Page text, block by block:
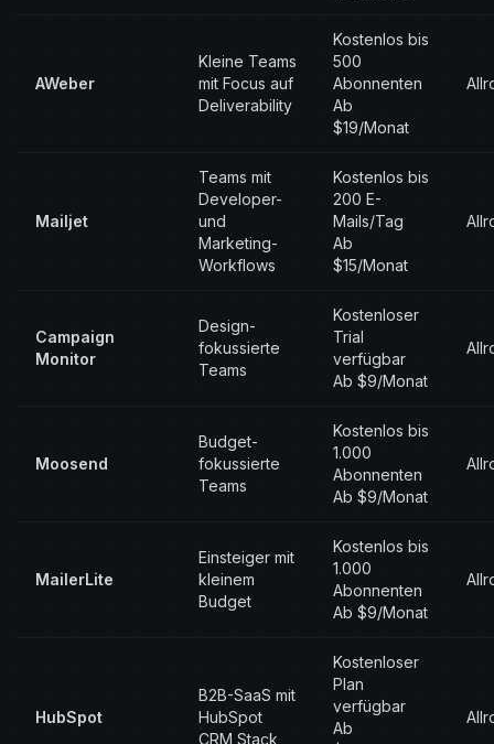
AWeber
Kleine Teams
mit Focus auf
Deliverability
Kostenlos bis
500
Abonnenten
Ab
$19/Monat
Mailjet
Teams mit
Developer-
und
Marketing-
Workflows
Kostenlos bis
200 E-
Mails/Tag
Ab
$15/Monat
Campaign
Monitor
Design-
fokussierte
Teams
Kostenloser
Trial
verfügbar
Ab $9/Monat
Moosend
Budget-
fokussierte
Teams
Kostenlos bis
1.000
Abonnenten
Ab $9/Monat
MailerLite
Einsteiger mit
kleinem
Budget
Kostenlos bis
1.000
Abonnenten
Ab $9/Monat
HubSpot
B2B-SaaS mit
HubSpot
CRM Stack
Kostenloser
Plan
verfügbar
Ab